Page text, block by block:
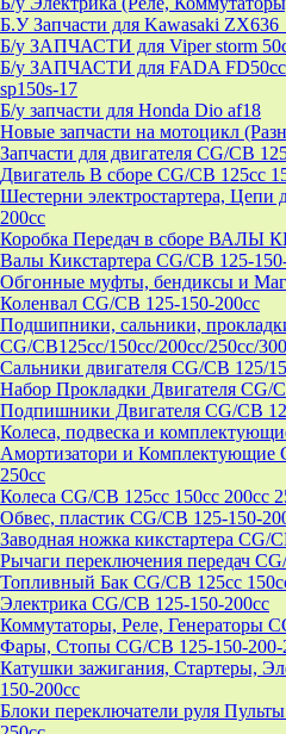
Б.У Запчасти для Kawasaki
Б/у ЗАПЧАСТИ для Viper storm
Б/у ЗАПЧАСТИ для FADA FD50cc/
sp150s-17
Б/у запчасти для Honda Dio af18
Новые запчасти на мотоцикл
Запчасти для двигателя CG/CB
Двигатель В сборе CG/CB 125cc
Шестерни электростартера, Цепи
200cc
Коробка Передач в сборе ВАЛЫ
Валы Кикстартера CG/CB 125-
Обгонные муфты, бендиксы и
Коленвал CG/CB 125-150-200cc
Подшипники, сальники,
CG/CB125сс/150cc/200cc/250cc/300
Сальники двигателя CG/CB 125/
Набор Прокладки Двигателя CG/
Подпишники Двигателя CG/CB
Колеса, подвеска и
Амортизатори и Комплектующие
250cc
Колеса CG/CB 125cc 150cc 200cc
Обвес, пластик CG/CB 125-150-
Заводная ножка кикстартера CG/
Рычаги переключения передач
Топливный Бак CG/CB 125cc
Электрика CG/CB 125-150-200cc
Коммутаторы, Реле, Генераторы
Фары, Стопы CG/CB 125-150-200-
Катушки зажигания, Стартеры,
150-200cc
Блоки переключатели руля